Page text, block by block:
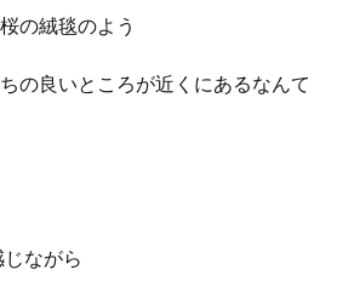
の絨毯のよう
の良いところが近くにあるなんて
ながら